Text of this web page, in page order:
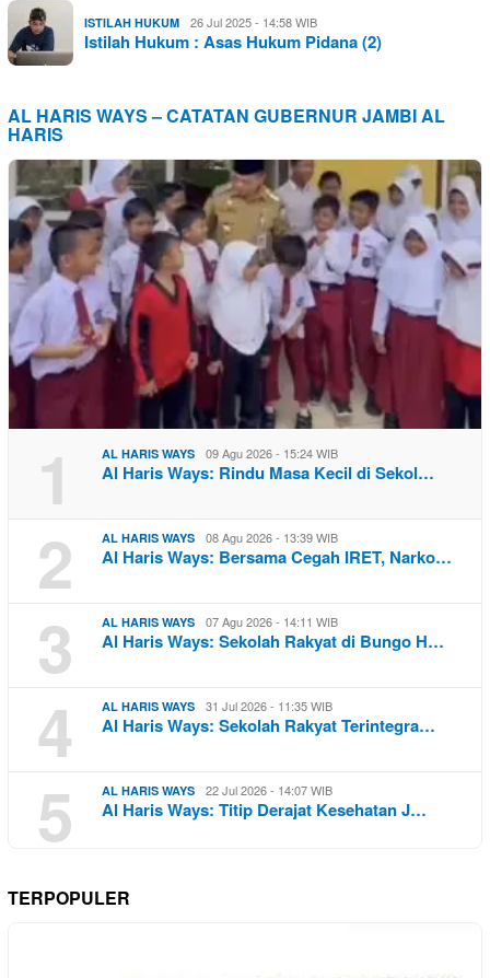
ISTILAH HUKUM 26 Jul 2025 - 14:58 WIB
Istilah Hukum : Asas Hukum Pidana (2)
AL HARIS WAYS – CATATAN GUBERNUR JAMBI AL
HARIS
1 AL HARIS WAYS 09 Agu 2026 - 15:24 WIB
Al Haris Ways: Rindu Masa Kecil di Sekol…
2 AL HARIS WAYS 08 Agu 2026 - 13:39 WIB
Al Haris Ways: Bersama Cegah IRET, Narko…
3 AL HARIS WAYS 07 Agu 2026 - 14:11 WIB
Al Haris Ways: Sekolah Rakyat di Bungo H…
4 AL HARIS WAYS 31 Jul 2026 - 11:35 WIB
Al Haris Ways: Sekolah Rakyat Terintegra…
5 AL HARIS WAYS 22 Jul 2026 - 14:07 WIB
Al Haris Ways: Titip Derajat Kesehatan J…
TERPOPULER